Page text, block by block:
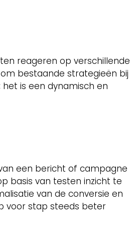
reageren op verschillende
bestaande strategieën bij
is een dynamisch en
een bericht of campagne
basis van testen inzicht te
van de conversie en
voor stap steeds beter